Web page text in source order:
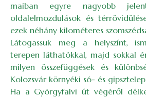
maiban egyre nagyobb
oldalelmozdulások és
ezek néhány kilométeres
Látogassuk meg a helyszínt,
terepen láthatókkal, majd sokkal
milyen összefüggések és
Kolozsvár környéki só- és
Ha a Györgyfalvi út végéről